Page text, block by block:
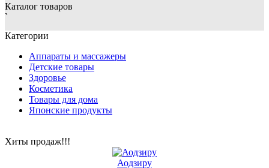
Каталог товаров
`
Категории
Аппараты и массажеры
Детские товары
Здоровье
Косметика
Товары для дома
Японские продукты
Хиты продаж!!!
Аодзиру